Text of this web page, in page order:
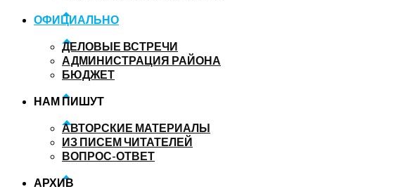
ОФИЦИАЛЬНО
ДЕЛОВЫЕ ВСТРЕЧИ
АДМИНИСТРАЦИЯ РАЙОНА
БЮДЖЕТ
НАМ ПИШУТ
АВТОРСКИЕ МАТЕРИАЛЫ
ИЗ ПИСЕМ ЧИТАТЕЛЕЙ
ВОПРОС-ОТВЕТ
АРХИВ